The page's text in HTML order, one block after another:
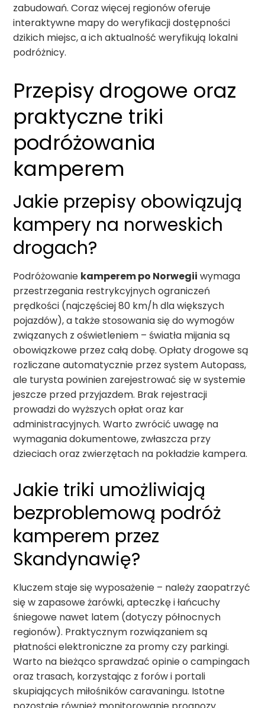
zabudowań. Coraz więcej regionów oferuje
interaktywne mapy do weryfikacji dostępności
dzikich miejsc, a ich aktualność weryfikują lokalni
podróżnicy.
Przepisy drogowe oraz
praktyczne triki
podróżowania
kamperem
Jakie przepisy obowiązują
kampery na norweskich
drogach?
Podróżowanie kamperem po Norwegii wymaga
przestrzegania restrykcyjnych ograniczeń
prędkości (najczęściej 80 km/h dla większych
pojazdów), a także stosowania się do wymogów
związanych z oświetleniem – światła mijania są
obowiązkowe przez całą dobę. Opłaty drogowe są
rozliczane automatycznie przez system Autopass,
ale turysta powinien zarejestrować się w systemie
jeszcze przed przyjazdem. Brak rejestracji
prowadzi do wyższych opłat oraz kar
administracyjnych. Warto zwrócić uwagę na
wymagania dokumentowe, zwłaszcza przy
dzieciach oraz zwierzętach na pokładzie kampera.
Jakie triki umożliwiają
bezproblemową podróż
kamperem przez
Skandynawię?
Kluczem staje się wyposażenie – należy zaopatrzyć
się w zapasowe żarówki, apteczkę i łańcuchy
śniegowe nawet latem (dotyczy północnych
regionów). Praktycznym rozwiązaniem są
płatności elektroniczne za promy czy parkingi.
Warto na bieżąco sprawdzać opinie o campingach
oraz trasach, korzystając z forów i portali
skupiających miłośników caravaningu. Istotne